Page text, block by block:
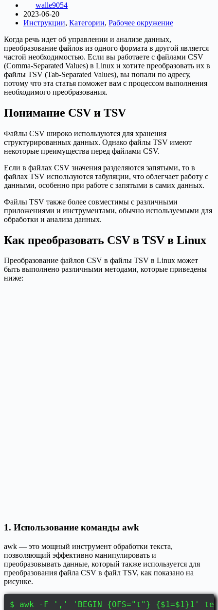
walle9054
2023-06-20
Инструкции, Категории, Рабочее окружение
Когда речь идет об управлении и анализе данных,
преобразование файлов из одного формата в другой является
частой необходимостью. Если вы работаете с файлами CSV
(Comma-Separated Values) в Linux и хотите преобразовать их в
файлы TSV (Tab-Separated Values), вы попали по адресу,
потому что эта статья поможет вам с процессом выполнения
необходимого преобразования.
Понимание CSV и TSV
Файлы CSV широко используются для хранения
структурированных данных. Однако файлы TSV имеют
некоторые преимущества перед файлами CSV.
Если в файлах CSV значения разделяются запятыми, то в
файлах TSV используются табуляции, что облегчает работу с
данными, особенно при работе с запятыми в самих данных.
Файлы TSV также более совместимы с различными
приложениями и инструментами, обычно используемыми для
обработки и анализа данных.
Как преобразовать CSV в TSV в Linux
Преобразование файлов CSV в файлы TSV в Linux может
быть выполнено различными методами, которые приведены
ниже:
1. Использование команды awk
awk — это мощный инструмент обработки текста,
позволяющий эффективно манипулировать и
преобразовывать данные, который также используется для
преобразования файла CSV в файл TSV, как показано на
рисунке.
$ awk -F ',' 'BEGIN {OFS="t"} {$1=$1}1'